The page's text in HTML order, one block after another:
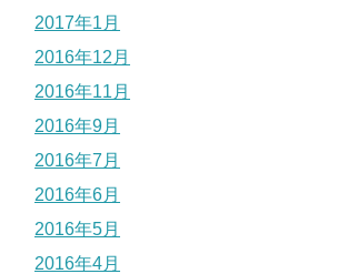
2017年1月
2016年12月
2016年11月
2016年9月
2016年7月
2016年6月
2016年5月
2016年4月